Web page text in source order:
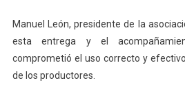
Manuel León, presidente de la
esta entrega y el
comprometió el uso correcto y
de los productores.